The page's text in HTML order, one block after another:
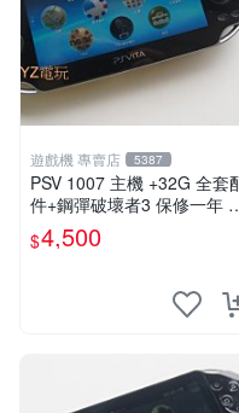
遊戲機 專賣店 5387
PSV 1007 主機 +32G 全套
件+鋼彈破壞者3 保修一年 品
質有保障 psvita
$4,500